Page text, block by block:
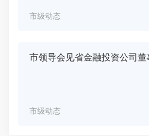
市级动态
市领导会见省金融投资公司董
市级动态